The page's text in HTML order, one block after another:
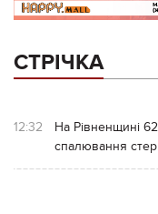
СТРІЧКА
12:32
На Рівненщині
спалювання